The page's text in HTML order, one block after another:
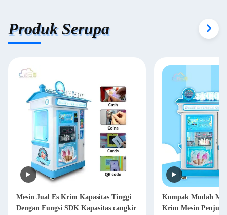
Produk Serupa
Mesin Jual Es Krim Kapasitas Tinggi
Dengan Fungsi SDK Kapasitas cangkir
Kompak Mudah
Krim Mesin Penjual